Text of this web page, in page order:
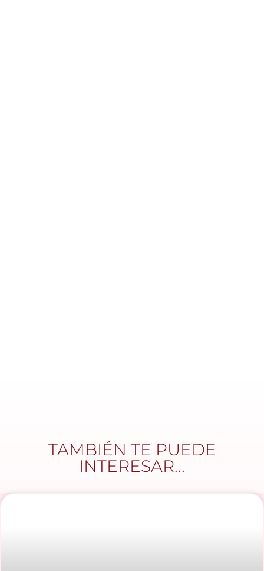
TAMBIÉN TE PUEDE
INTERESAR...